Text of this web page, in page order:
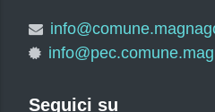
Seguici su